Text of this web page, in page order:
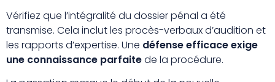
Vérifiez que l’intégralité du dossier pénal a été
transmise. Cela inclut les procès-verbaux d’audition et
les rapports d’expertise. Une défense efficace exige
une connaissance parfaitede la procédure.